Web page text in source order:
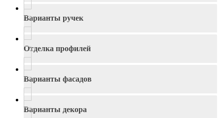
Варианты ручек
Отделка профилей
Варианты фасадов
Варианты декора